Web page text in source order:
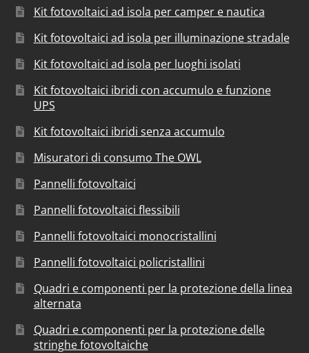
Kit fotovoltaici ad isola per camper e nautica
Kit fotovoltaici ad isola per illuminazione stradale
Kit fotovoltaici ad isola per luoghi isolati
Kit fotovoltaici ibridi con accumulo e funzione
UPS
Kit fotovoltaici ibridi senza accumulo
Misuratori di consumo The OWL
Pannelli fotovoltaici
Pannelli fotovoltaici flessibili
Pannelli fotovoltaici monocristallini
Pannelli fotovoltaici policristallini
Quadri e componenti per la protezione della linea
alternata
Quadri e componenti per la protezione delle
stringhe fotovoltaiche